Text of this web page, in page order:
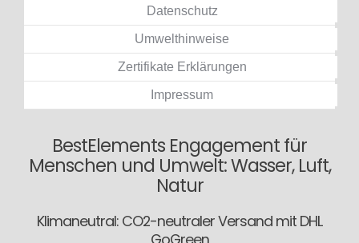
Datenschutz
Umwelthinweise
Zertifikate Erklärungen
Impressum
BestElements Engagement für
Menschen und Umwelt: Wasser, Luft,
Natur
Klimaneutral: CO2-neutraler Versand mit DHL